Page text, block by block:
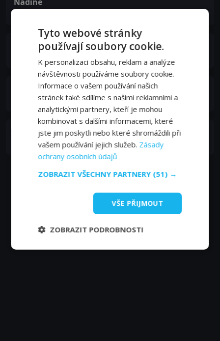
Self
Danielle
Nathalie
Yolande Zauberman
Narrator (voice)
Tyto webové stránky
používají soubory cookie.
K personalizaci obsahu, reklam a analýze
návštěvnosti používáme soubory cookie.
Informace o vašem používání našich
stránek také sdílíme s našimi reklamními a
analytickými partnery, kteří je mohou
kombinovat s dalšími informacemi, které
jste jim poskytli nebo které shromáždili při
vašem používání jejich služeb. Zásady
ochrany osobních údajů
ZOBRAZIT VŠECHNY PARTNERY (51) →
VŠE PŘIJMOUT
ZOBRAZIT PODROBNOSTI